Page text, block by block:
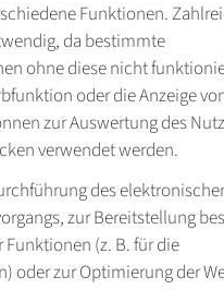
Funktionen.
da bestimmte
ohne diese nicht
oder die Anzeige
zur Auswertung des
verwendet werden.
des
zur Bereitstellung
(z. B. für die
oder zur Optimierung der